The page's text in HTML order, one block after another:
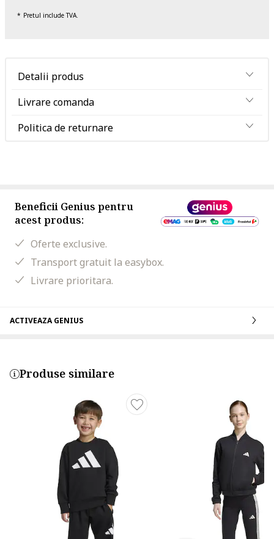
Pretul include TVA.
Detalii produs
Livrare comanda
Politica de returnare
Beneficii Genius pentru
acest produs:
Oferte exclusive.
Transport gratuit la easybox.
Livrare prioritara.
ACTIVEAZA GENIUS
Produse similare